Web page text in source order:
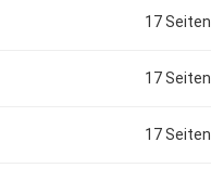
17 Seiten
17 Seiten
17 Seiten